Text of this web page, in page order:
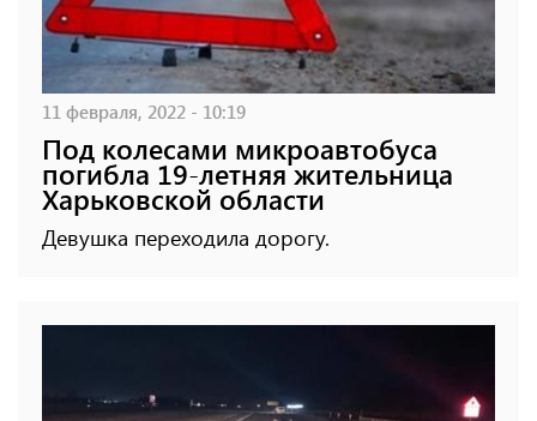
11 февраля, 2022 - 10:19
Под колесами микроавтобуса
погибла 19-летняя жительница
Харьковской области
Девушка переходила дорогу.